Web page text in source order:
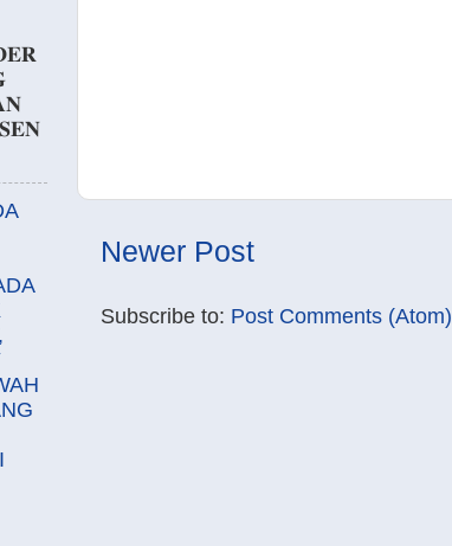
Newer Post
Subscribe to: Post Comments (Atom)